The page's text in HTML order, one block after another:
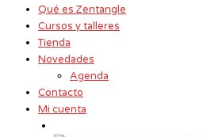
Qué es Zentangle
Cursos y talleres
Tienda
Novedades
Agenda
Contacto
Mi cuenta